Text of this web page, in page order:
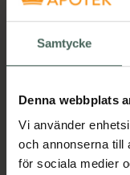
Samtycke
Denna webbplats
Vi använder
och annonserna till
för sociala medier